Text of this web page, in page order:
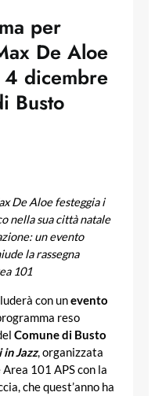
per
De Aloe
dicembre
Busto
De Aloe festeggia i
nella sua città natale
un evento
la rassegna
101
con unevento
reso
Comune di Busto
in Jazz, organizzata
101 APS con la
che quest’anno ha